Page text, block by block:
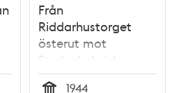
Från
Riddarhustorget
österut mot
Storkyrkobrinken
med Storkyrkan i
1944